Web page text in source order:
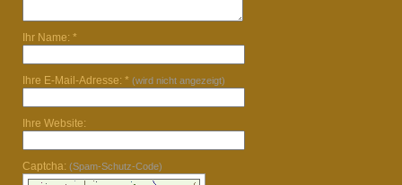
Ihr Name: *
Ihre E-Mail-Adresse: * (wird nicht angezeigt)
Ihre Website:
Captcha: (Spam-Schutz-Code)